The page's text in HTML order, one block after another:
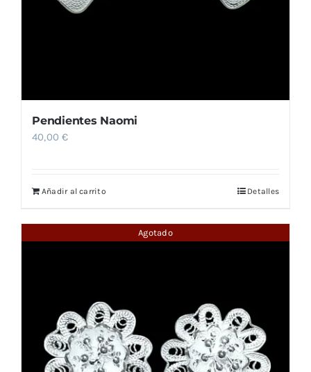
Pendientes Naomi
40,00€
Añadir al carrito Detalles
Agotado